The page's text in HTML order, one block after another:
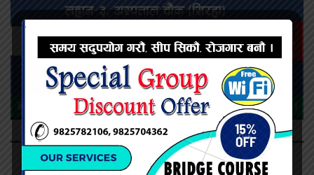
ट्रेन्डीङ्ग